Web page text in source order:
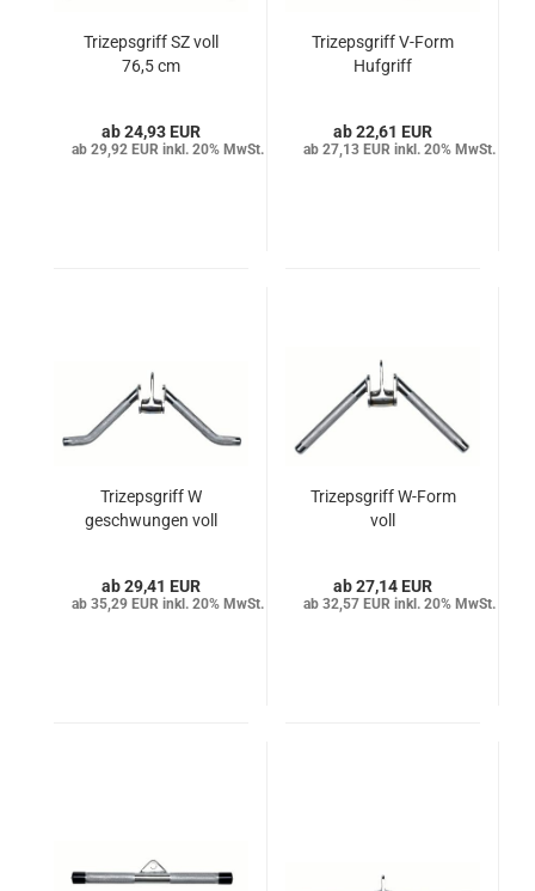
Trizepsgriff SZ voll
76,5 cm
24,93 EUR
29,92 EUR inkl. 20% MwSt.
Trizepsgriff V-Form
Hufgriff
22,61 EUR
27,13 EUR inkl. 20% MwSt.
Trizepsgriff W
geschwungen voll
29,41 EUR
35,29 EUR inkl. 20% MwSt.
Trizepsgriff W-Form
voll
27,14 EUR
32,57 EUR inkl. 20% MwSt.